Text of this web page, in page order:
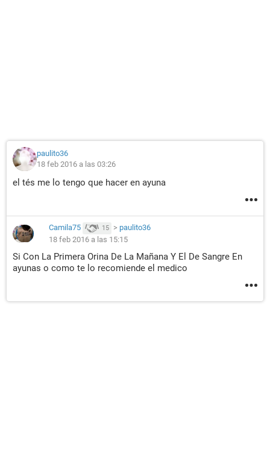
paulito36
18 feb 2016 a las 03:26
el tés me lo tengo que hacer en ayuna
Camila75 15 > paulito36
18 feb 2016 a las 15:15
Si Con La Primera Orina De La Mañana Y El De Sangre En
ayunas o como te lo recomiende el medico